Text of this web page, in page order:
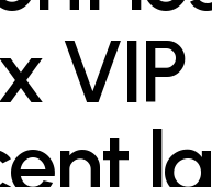
VIP
la